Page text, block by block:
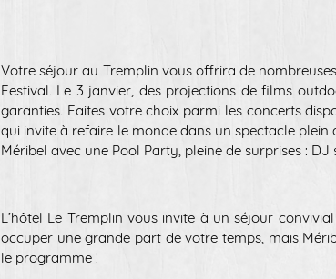
Votre séjour au Tremplin vous offrira de
Festival. Le 3 janvier, des projections de films
garanties. Faites votre choix parmi les concerts
qui invite à refaire le monde dans un spectacle plein
Méribel avec une Pool Party, pleine de surprises :
L’hôtel Le Tremplin vous invite à un séjour
occuper une grande part de votre temps, mais
le programme !